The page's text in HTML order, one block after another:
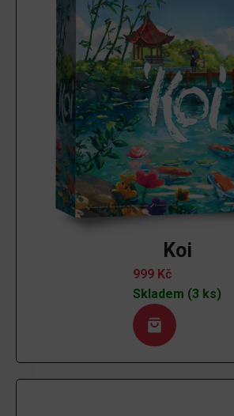
Koi
999 Kč
Skladem (3 ks)